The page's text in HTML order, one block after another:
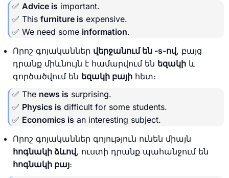
✅ Advice is important.
✅ This furniture is expensive.
✅ We need some information.
Որոշ գոյականներ վերջանում են -s-ով, բայց
դրանք միևնույն է համարվում են եզակի և
գործածվում են եզակի բայի հետ։
✅ The news is surprising.
✅ Physics is difficult for some students.
✅ Economics is an interesting subject.
Որոշ գոյականներ գոյություն ունեն միայն
հոգնակի ձևով, ուստի դրանք պահանջում են
հոգնակի բայ։